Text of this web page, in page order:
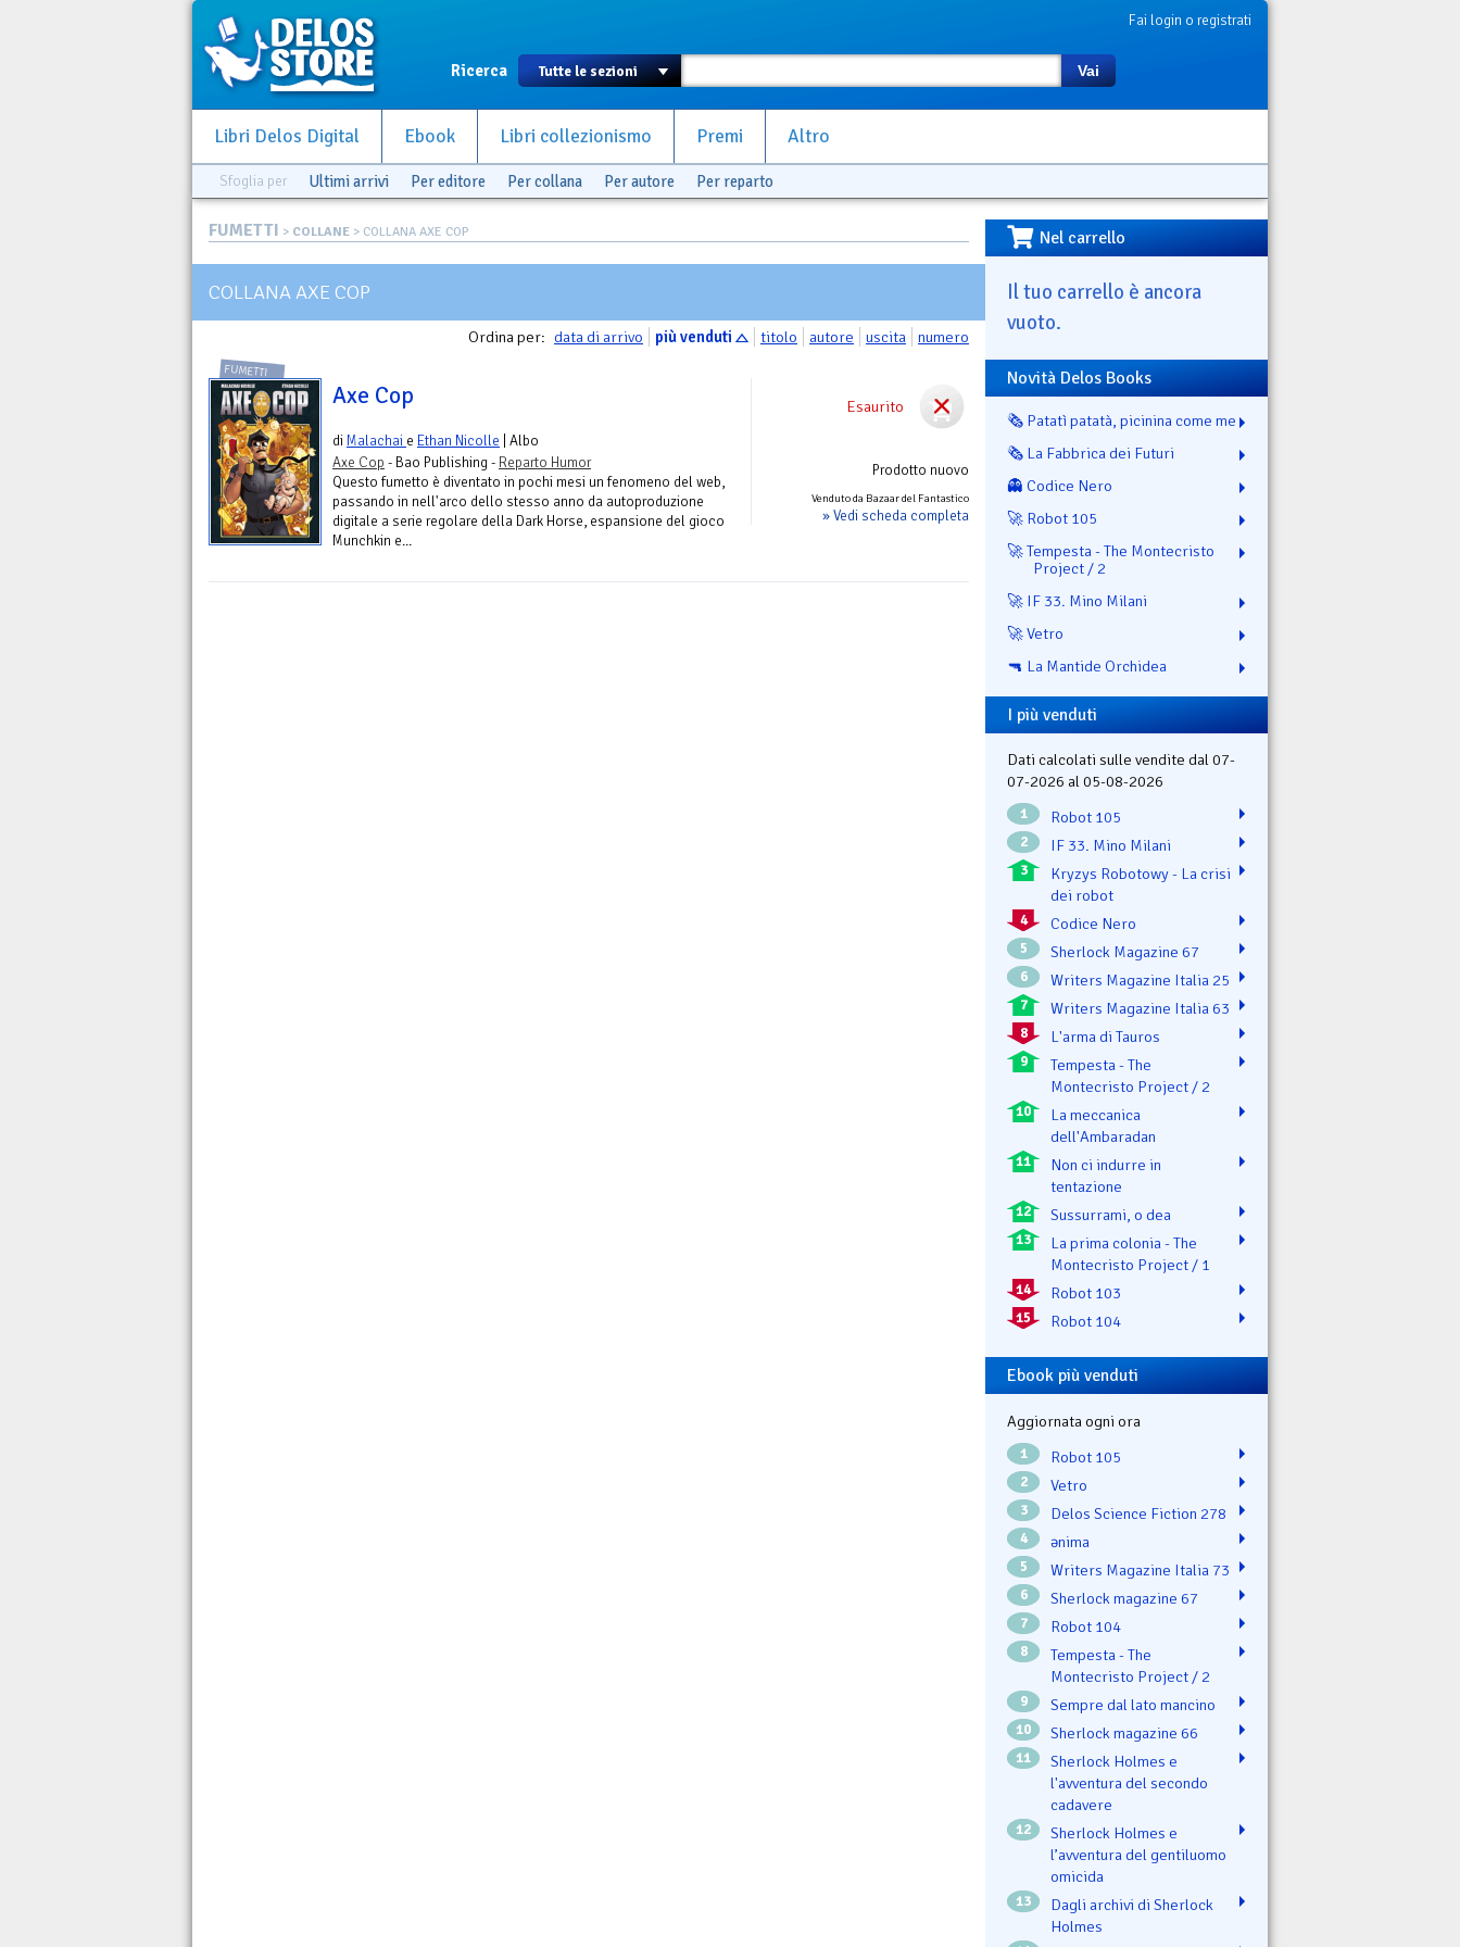
Fai login o registrati
Ricerca Vai
Libri Delos Digital Ebook Libri collezionismo Premi Altro
Sfoglia per Ultimi arrivi Per editore Per collana Per autore Per reparto
FUMETTI > COLLANE > COLLANA AXE COP
COLLANA AXE COP
Ordina per: data di arrivo più venduti titolo autore uscita numero
Esaurito
Prodotto nuovo
Venduto da Bazaar del Fantastico
» Vedi scheda completa
FUMETTI
Axe Cop
di Malachai e Ethan Nicolle | Albo
Axe Cop - Bao Publishing - Reparto Humor
Questo fumetto è diventato in pochi mesi un fenomeno del web,
passando in nell'arco dello stesso anno da autoproduzione
digitale a serie regolare della Dark Horse, espansione del gioco
Munchkin e...
Nel carrello
Il tuo carrello è ancora
vuoto.
Novità Delos Books
🗞️ Patatì patatà, picinina come me
🗞️ La Fabbrica dei Futuri
👻 Codice Nero
🚀 Robot 105
🚀 Tempesta - The Montecristo
Project / 2
🚀 IF 33. Mino Milani
🚀 Vetro
🔫 La Mantide Orchidea
I più venduti
Dati calcolati sulle vendite dal 07-
07-2026 al 05-08-2026
1 Robot 105
2 IF 33. Mino Milani
3
Kryzys Robotowy - La crisi
dei robot
4 Codice Nero
5 Sherlock Magazine 67
6 Writers Magazine Italia 25
7 Writers Magazine Italia 63
8 L'arma di Tauros
9
Tempesta - The
Montecristo Project / 2
10
La meccanica
dell'Ambaradan
11
Non ci indurre in
tentazione
12 Sussurrami, o dea
13
La prima colonia - The
Montecristo Project / 1
14 Robot 103
15 Robot 104
Ebook più venduti
Aggiornata ogni ora
1 Robot 105
2 Vetro
3 Delos Science Fiction 278
4 ənima
5 Writers Magazine Italia 73
6 Sherlock magazine 67
7 Robot 104
8
Tempesta - The
Montecristo Project / 2
9 Sempre dal lato mancino
10 Sherlock magazine 66
11
Sherlock Holmes e
l'avventura del secondo
cadavere
12
Sherlock Holmes e
l’avventura del gentiluomo
omicida
13
Dagli archivi di Sherlock
Holmes